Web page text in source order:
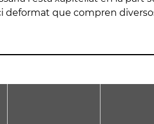
deformat que compren